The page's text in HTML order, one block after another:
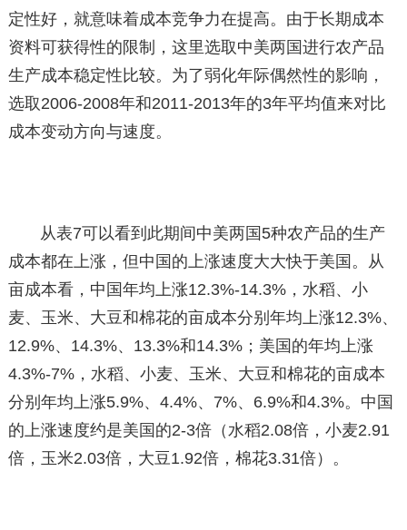
定性好，就意味着成本竞争力在提高。由于长期成本
资料可获得性的限制，这里选取中美两国进行农产品
生产成本稳定性比较。为了弱化年际偶然性的影响，
选取2006-2008年和2011-2013年的3年平均值来对比
成本变动方向与速度。
从表7可以看到此期间中美两国5种农产品的生产
成本都在上涨，但中国的上涨速度大大快于美国。从
亩成本看，中国年均上涨12.3%-14.3%，水稻、小
麦、玉米、大豆和棉花的亩成本分别年均上涨12.3%、
12.9%、14.3%、13.3%和14.3%；美国的年均上涨
4.3%-7%，水稻、小麦、玉米、大豆和棉花的亩成本
分别年均上涨5.9%、4.4%、7%、6.9%和4.3%。中国
的上涨速度约是美国的2-3倍（水稻2.08倍，小麦2.91
倍，玉米2.03倍，大豆1.92倍，棉花3.31倍）。